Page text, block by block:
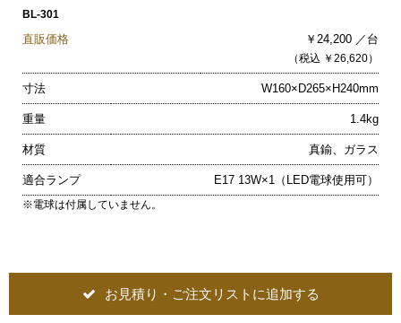
BL-301
直販価格 ￥24,200 ／台
（税込 ￥26,620）
寸法 W160×D265×H240mm
重量 1.4kg
材質 真鍮、ガラス
適合ランプ E17 13W×1（LED電球使用可）
※電球は付属していません。
お見積り・ご注文リストに追加する